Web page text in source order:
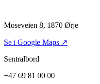
Moseveien 8, 1870 Ørje
Se i Google Maps ↗
Sentralbord
+47 69 81 00 00